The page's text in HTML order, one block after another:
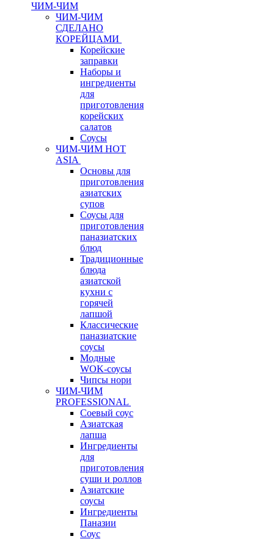
ЧИМ-ЧИМ
ЧИМ-ЧИМ
СДЕЛАНО
КОРЕЙЦАМИ
Корейские
заправки
Наборы и
ингредиенты
для
приготовления
корейских
салатов
Соусы
ЧИМ-ЧИМ HOT
ASIA
Основы для
приготовления
азиатских
супов
Соусы для
приготовления
паназиатских
блюд
Традиционные
блюда
азиатской
кухни с
горячей
лапшой
Классические
паназиатские
соусы
Модные
WOK-соусы
Чипсы нори
ЧИМ-ЧИМ
PROFESSIONAL
Соевый соус
Азиатская
лапша
Ингредиенты
для
приготовления
суши и роллов
Азиатские
соусы
Ингредиенты
Паназии
Соус